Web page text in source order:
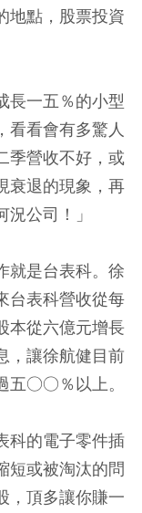
地點，股票投資
長一五％的小型
看看會有多驚人
季營收不好，或
衰退的現象，再
公司！」
就是台表科。徐
台表科營收從每
本從六億元增長
，讓徐航健目前
五○○％以上。
科的電子零件插
短或被淘汰的問
，頂多讓你賺一